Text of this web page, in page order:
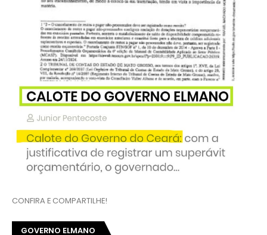
CONFIRA E COMPARTILHE!
GOVERNO ELMANO